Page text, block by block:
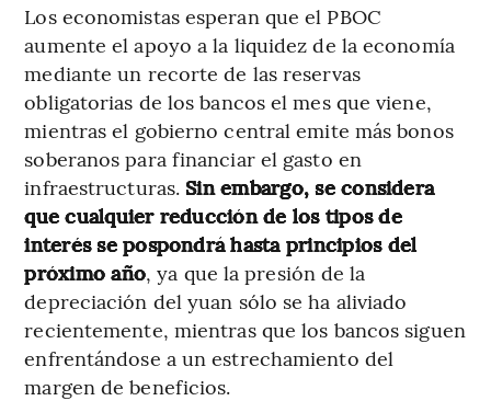
Los economistas esperan que el PBOC
aumente el apoyo a la liquidez de la economía
mediante un recorte de las reservas
obligatorias de los bancos el mes que viene,
mientras el gobierno central emite más bonos
soberanos para financiar el gasto en
infraestructuras. Sin embargo, se considera
que cualquier reducción de los tipos de
interés se pospondrá hasta principios del
próximo año, ya que la presión de la
depreciación del yuan sólo se ha aliviado
recientemente, mientras que los bancos siguen
enfrentándose a un estrechamiento del
margen de beneficios.